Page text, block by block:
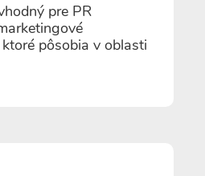
pre PR
pôsobia v oblasti